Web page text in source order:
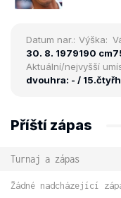
Datum nar.:
30. 8. 1979
Výška:
190 cm
Aktuální/nejvyšší
dvouhra: - / 15.
Příští zápas
Turnaj a zápas
Žádné nadcházející